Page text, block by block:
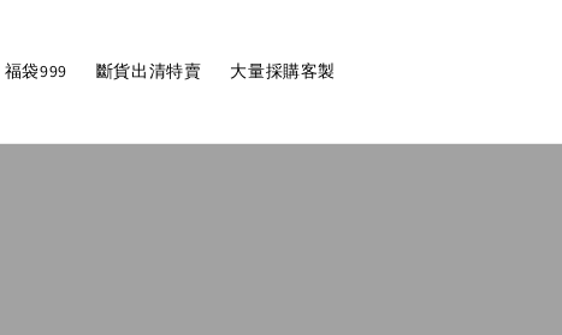
福袋999 斷貨出清特賣 大量採購客製